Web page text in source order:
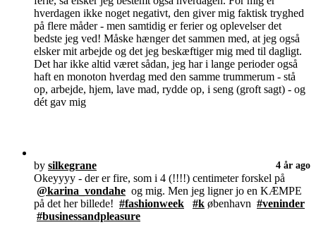
hverdagen ikke noget negativt, den giver mig faktisk tryghed
på flere måder - men samtidig er ferier og oplevelser det
bedste jeg ved! Måske hænger det sammen med, at jeg også
elsker mit arbejde og det jeg beskæftiger mig med til dagligt.
Det har ikke altid været sådan, jeg har i lange perioder også
haft en monoton hverdag med den samme trummerum - stå
op, arbejde, hjem, lave mad, rydde op, i seng (groft sagt) - og
dét gav mig
by silkegrane 4 år ago
Okeyyyy - der er fire, som i 4 (!!!!) centimeter forskel på
@karina_vondahe og mig. Men jeg ligner jo en KÆMPE
på det her billede! #fashionweek #k øbenhavn #veninder
#businessandpleasure